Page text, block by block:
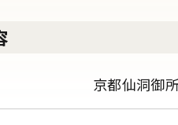
京都仙洞御